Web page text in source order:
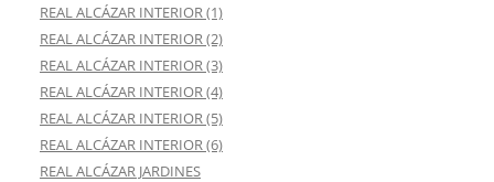
REAL ALCÁZAR INTERIOR (1)
REAL ALCÁZAR INTERIOR (2)
REAL ALCÁZAR INTERIOR (3)
REAL ALCÁZAR INTERIOR (4)
REAL ALCÁZAR INTERIOR (5)
REAL ALCÁZAR INTERIOR (6)
REAL ALCÁZAR JARDINES